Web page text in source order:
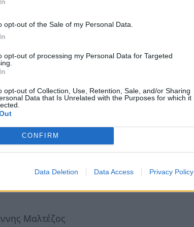
opt-out of the Sale of my Personal Data.
opt-out of processing my Personal Data for Targeted
opt-out of Collection, Use, Retention, Sale, and/or Sharing
Data that Is Unrelated with the Purposes for which it
CONFIRM
Data Deletion Data Access Privacy Policy
Πολιτισμικής Ανάπτυξης μεταξύ του
και Αθλητισμού, της Περιφέρειας
Κοινωφελούς Επιχείρησης του Δήμου
πράξης: Λειτουργία Μεγάρου Χορού
Αναστασόπουλος
στις Γενικές Συνελεύσεις Φορέων που
Βασίλειος
πιστώσεων του ενταγμένου
έργα Νομού Αργολίδας (2017-2019)» με
Μαλτέζος